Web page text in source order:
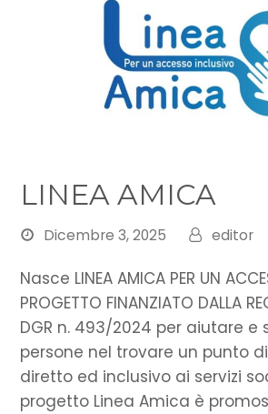
LINEA AMICA
Dicembre 3, 2025 editor
Nasce LINEA AMICA PER UN
PROGETTO FINANZIATO DALLA
DGR n. 493/2024 per aiutare e
persone nel trovare un punto
diretto ed inclusivo ai servizi
progetto Linea Amica è